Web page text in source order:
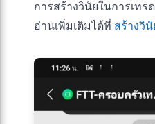
การสร้างวินัยในการเท
อ่านเพิ่มเติมได้ที่ สร้างวินั